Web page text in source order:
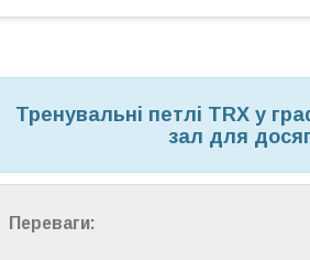
Тренувальні петлі TRX у
зал для
Переваги: